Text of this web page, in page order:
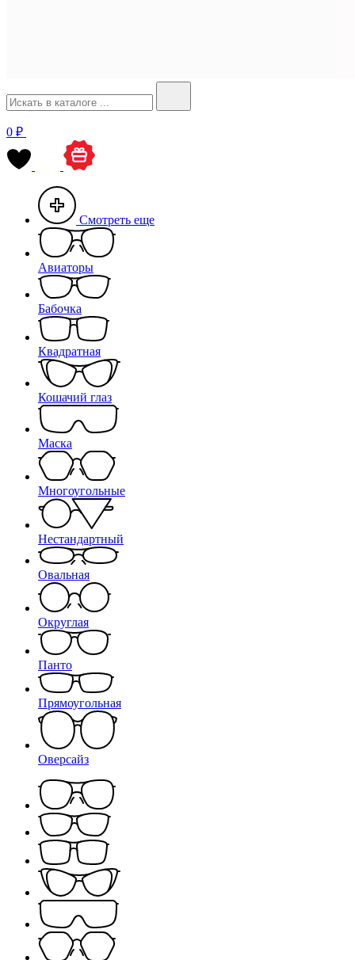
0 ₽
Смотреть еще
Авиаторы
Бабочка
Квадратная
Кошачий глаз
Маска
Многоугольные
Нестандартный
Овальная
Округлая
Панто
Прямоугольная
Оверсайз